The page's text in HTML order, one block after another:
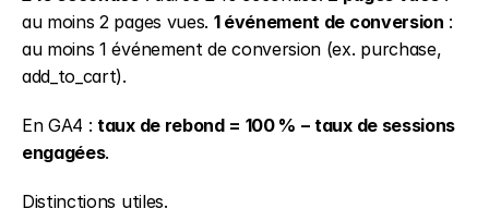
au moins 2 pages vues. 1 événement de conversion :
au moins 1 événement de conversion (ex. purchase,
add_to_cart).
En GA4 : taux de rebond = 100 % − taux de sessions
engagées.
Distinctions utiles.